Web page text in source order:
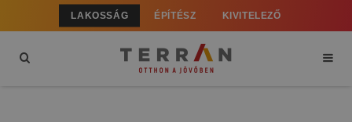
LAKOSSÁG ÉPÍTÉSZ KIVITELEZŐ